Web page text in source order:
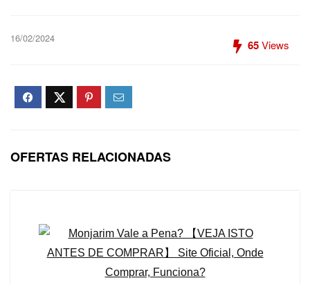
16/02/2024 65Views
OFERTAS RELACIONADAS